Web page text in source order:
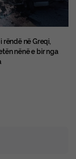
rëndë në Greqi,
nënë e bir nga